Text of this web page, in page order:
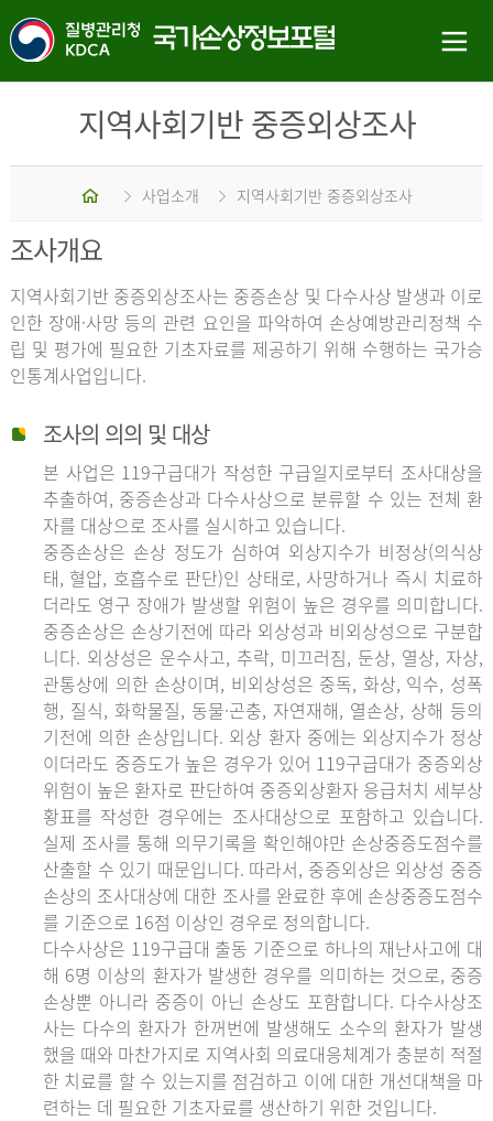
지역사회기반 중증외상조사
홈 사업소개 지역사회기반 중증외상조사
조사개요
지역사회기반 중증외상조사는 중증손상 및 다수사상 발생과 이로
인한 장애·사망 등의 관련 요인을 파악하여 손상예방관리정책 수
립 및 평가에 필요한 기초자료를 제공하기 위해 수행하는 국가승
인통계사업입니다.
조사의 의의 및 대상
본 사업은 119구급대가 작성한 구급일지로부터 조사대상을
추출하여, 중증손상과 다수사상으로 분류할 수 있는 전체 환
자를 대상으로 조사를 실시하고 있습니다.
중증손상은 손상 정도가 심하여 외상지수가 비정상(의식상
태, 혈압, 호흡수로 판단)인 상태로, 사망하거나 즉시 치료하
더라도 영구 장애가 발생할 위험이 높은 경우를 의미합니다.
중증손상은 손상기전에 따라 외상성과 비외상성으로 구분합
니다. 외상성은 운수사고, 추락, 미끄러짐, 둔상, 열상, 자상,
관통상에 의한 손상이며, 비외상성은 중독, 화상, 익수, 성폭
행, 질식, 화학물질, 동물·곤충, 자연재해, 열손상, 상해 등의
기전에 의한 손상입니다. 외상 환자 중에는 외상지수가 정상
이더라도 중증도가 높은 경우가 있어 119구급대가 중증외상
위험이 높은 환자로 판단하여 중증외상환자 응급처치 세부상
황표를 작성한 경우에는 조사대상으로 포함하고 있습니다.
실제 조사를 통해 의무기록을 확인해야만 손상중증도점수를
산출할 수 있기 때문입니다. 따라서, 중증외상은 외상성 중증
손상의 조사대상에 대한 조사를 완료한 후에 손상중증도점수
를 기준으로 16점 이상인 경우로 정의합니다.
다수사상은 119구급대 출동 기준으로 하나의 재난사고에 대
해 6명 이상의 환자가 발생한 경우를 의미하는 것으로, 중증
손상뿐 아니라 중증이 아닌 손상도 포함합니다. 다수사상조
사는 다수의 환자가 한꺼번에 발생해도 소수의 환자가 발생
했을 때와 마찬가지로 지역사회 의료대응체계가 충분히 적절
한 치료를 할 수 있는지를 점검하고 이에 대한 개선대책을 마
련하는 데 필요한 기초자료를 생산하기 위한 것입니다.